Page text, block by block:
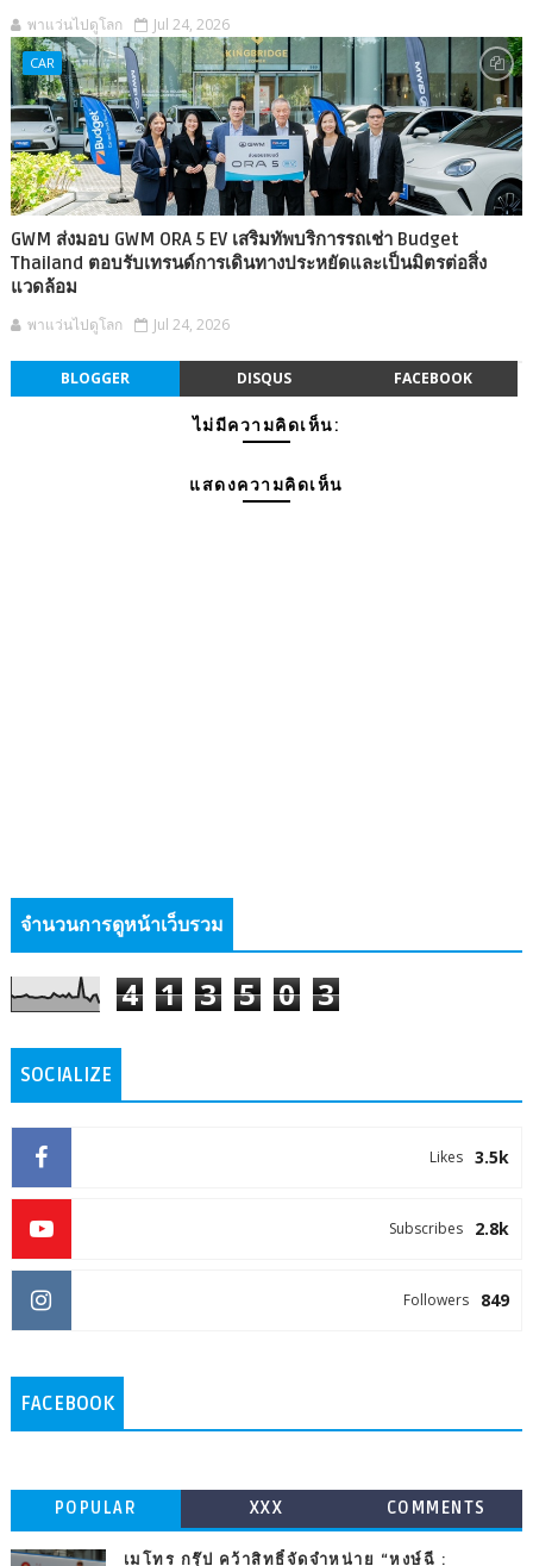
พาแว่นไปดูโลก Jul 24, 2026
CAR
GWM ส่งมอบ GWM ORA 5 EV เสริมทัพบริการรถเช่า Budget
Thailand ตอบรับเทรนด์การเดินทางประหยัดและเป็นมิตรต่อสิ่ง
แวดล้อม
พาแว่นไปดูโลก Jul 24, 2026
BLOGGER DISQUS FACEBOOK
ไม่มีความคิดเห็น:
แสดงความคิดเห็น
จำนวนการดูหน้าเว็บรวม
4 1 3 5 0 3
SOCIALIZE
3.5k
Likes
2.8k
Subscribes
849
Followers
FACEBOOK
POPULAR XXX COMMENTS
เมโทร กรุ๊ป คว้าสิทธิ์จัดจำหน่าย “หงษ์ฉี :